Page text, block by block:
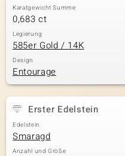
Karatgewicht Summe
0,683 ct
Legierung
585er Gold / 14K
Design
Entourage
Erster Edelstein
Edelstein
Smaragd
Anzahl und Größe